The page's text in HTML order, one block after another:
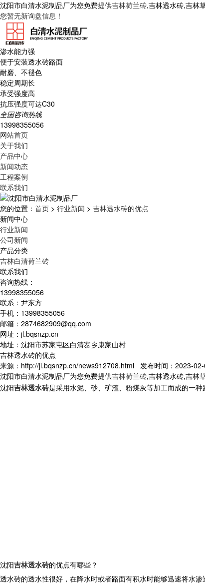
沈阳市白清水泥制品厂为您免费提供吉林荷兰砖,吉林透水砖,吉林
您暂无新询盘信息！
渗水能力强
便于安装透水砖路面
耐磨、不褪色
稳定周期长
承受强度高
抗压强度可达C30
全国咨询热线
13998355056
网站首页
关于我们
产品中心
新闻动态
工程案例
联系我们
您的位置： 首页 > 行业新闻 > 吉林透水砖的优点
新闻中心
行业新闻
公司新闻
产品分类
吉林白清荷兰砖
联系我们
咨询热线：
13998355056
联系：尹东方
手机：13998355056
邮箱：2874682909@qq.com
网址：jl.bqsnzp.cn
地址：沈阳市苏家屯区白清寨乡康家山村
吉林透水砖的优点
来源：http://jl.bqsnzp.cn/news912708.html 发布时间：2023-
沈阳市白清水泥制品厂为您免费提供吉林荷兰砖,吉林透水砖,吉林
沈阳吉林透水砖是采用水泥、砂、矿渣、粉煤灰等加工而成的一
沈阳吉林透水砖的优点有哪些？
透水砖的透水性很好，在降水时或者路面有积水时能够迅速将水